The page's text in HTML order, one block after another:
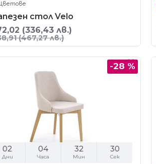
стол Velo
(336,43 лв.)
(467,27 лв.)
-28 %
02
Дни
04
Часа
32
Мин
29
Сек